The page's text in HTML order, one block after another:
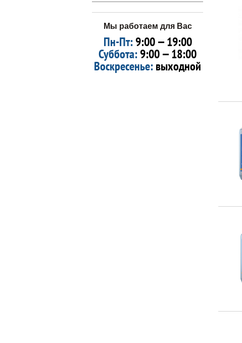
Мы работаем для Вас
Пн-Пт:9:00 — 19:00
Суббота:9:00 — 18:00
Воскресенье:выходной